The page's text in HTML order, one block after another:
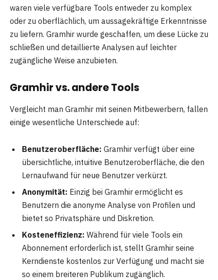
waren viele verfügbare Tools entweder zu komplex
oder zu oberflächlich, um aussagekräftige Erkenntnisse
zu liefern. Gramhir wurde geschaffen, um diese Lücke zu
schließen und detaillierte Analysen auf leichter
zugängliche Weise anzubieten.
Gramhir vs. andere Tools
Vergleicht man Gramhir mit seinen Mitbewerbern, fallen
einige wesentliche Unterschiede auf:
Benutzeroberfläche: Gramhir verfügt über eine
übersichtliche, intuitive Benutzeroberfläche, die den
Lernaufwand für neue Benutzer verkürzt.
Anonymität: Einzig bei Gramhir ermöglicht es
Benutzern die anonyme Analyse von Profilen und
bietet so Privatsphäre und Diskretion.
Kosteneffizienz: Während für viele Tools ein
Abonnement erforderlich ist, stellt Gramhir seine
Kerndienste kostenlos zur Verfügung und macht sie
so einem breiteren Publikum zugänglich.